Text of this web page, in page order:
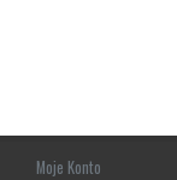
Moje Konto